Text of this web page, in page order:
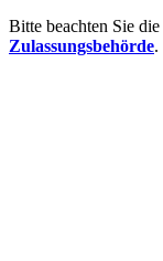
Bitte beachten Sie die
Zulassungsbehörde.